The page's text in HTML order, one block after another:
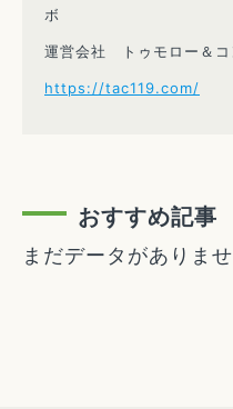
ボ
運営会社 トゥモロー＆コ
https://tac119.com/
おすすめ記事
まだデータがありませ